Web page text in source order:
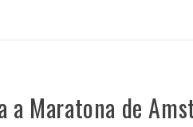
a Maratona de